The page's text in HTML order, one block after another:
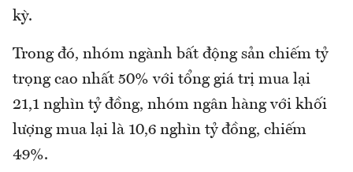
kỳ.
Trong đó, nhóm ngành bất động sản chiếm tỷ
trọng cao nhất 50% với tổng giá trị mua lại
21,1 nghìn tỷ đồng, nhóm ngân hàng với khối
lượng mua lại là 10,6 nghìn tỷ đồng, chiếm
49%.